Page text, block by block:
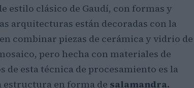
estilo clásico de Gaudí, con formas y
arquitecturas están decoradas con la
combinar piezas de cerámica y vidrio de
pero hecha con materiales de
de esta técnica de procesamiento es la
estructura en forma de salamandra.